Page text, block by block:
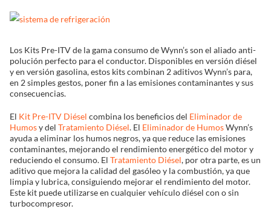
SEARCH
Productos
Consejos
Noticias
Sobre Wynn’s
Solucionador de Problemas
View
Image
Los Kits Pre-ITV de la gama consumo de Wynn’s son el aliado anti-
polución perfecto para el conductor. Disponibles en versión diésel
y en versión gasolina, estos kits combinan 2 aditivos Wynn’s para,
en 2 simples gestos, poner fin a las emisiones contaminantes y sus
consecuencias.
El Kit Pre-ITV Diésel combina los beneficios del Eliminador de
Humosy del Tratamiento Diésel. El Eliminador de HumosWynn’s
ayuda a eliminar los humos negros, ya que reduce las emisiones
contaminantes, mejorando el rendimiento energético del motor y
reduciendo el consumo. El Tratamiento Diésel, por otra parte, es un
aditivo que mejora la calidad del gasóleo y la combustión, ya que
limpia y lubrica, consiguiendo mejorar el rendimiento del motor.
Este kit puede utilizarse en cualquier vehículo diésel con o sin
turbocompresor.